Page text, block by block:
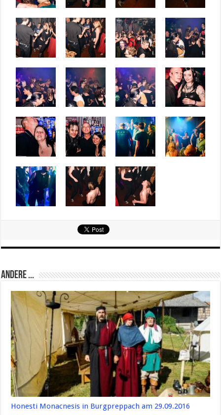
Andere ...
Honesti Monacnesis in Burgpreppach am 29.09.2016